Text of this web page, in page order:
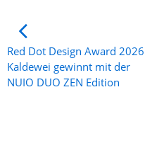
Red Dot Design Award
Kaldewei gewinnt mit der
NUIO DUO ZEN Edition